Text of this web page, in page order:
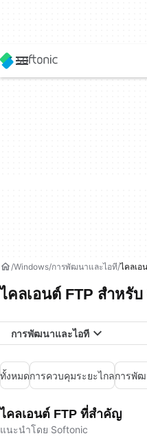
Windows การพัฒนาและไอที ไคลเอ
ไคลเอนต์ FTP สำหรั
การพัฒนาและไอที
ทั้งหมดการควบคุมระยะไกลการพัฒ
ไคลเอนต์ FTP ที่สำคัญ
แนะนำโดย Softonic